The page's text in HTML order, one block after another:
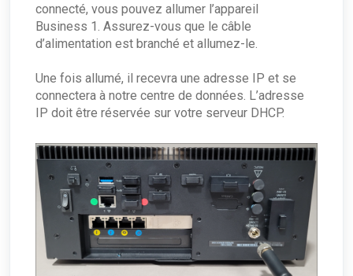
connecté, vous pouvez allumer l’appareil
Business 1. Assurez-vous que le câble
d’alimentation est branché et allumez-le.
Une fois allumé, il recevra une adresse IP et se
connectera à notre centre de données. L’adresse
IP doit être réservée sur votre serveur DHCP.